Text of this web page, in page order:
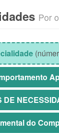
Por
DE
do